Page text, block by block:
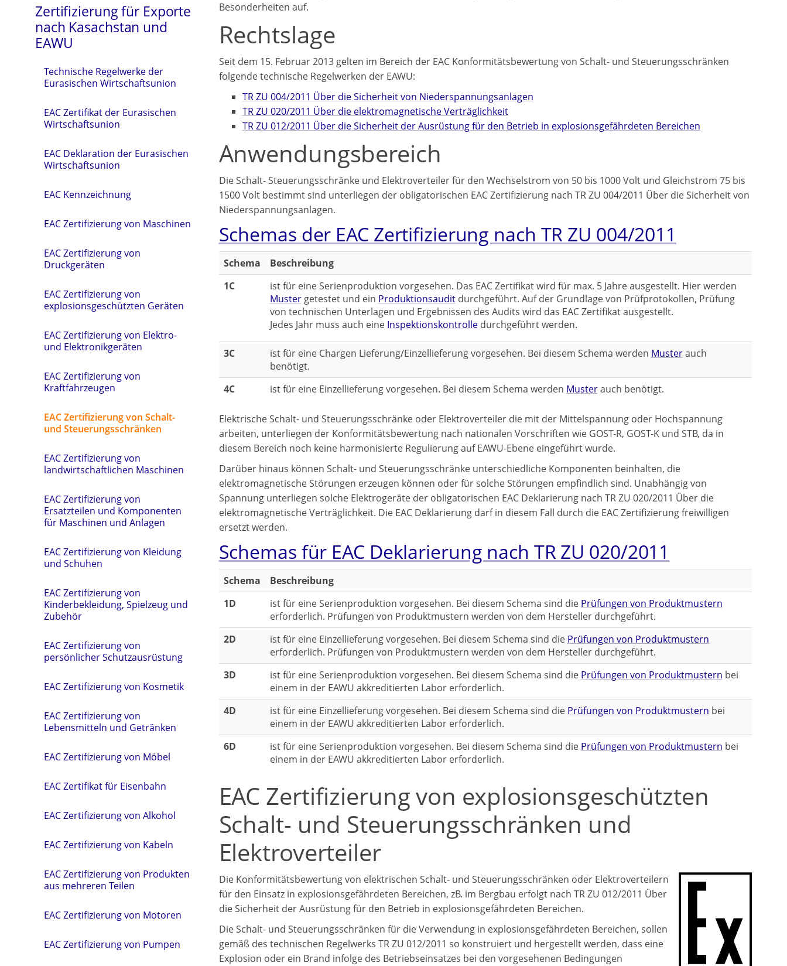
Zertifizierung für Exporte
nach Kasachstan und
EAWU
Technische Regelwerke der
Eurasischen Wirtschaftsunion
EAC Zertifikat der Eurasischen
Wirtschaftsunion
EAC Deklaration der Eurasischen
Wirtschaftsunion
EAC Kennzeichnung
EAC Zertifizierung von Maschinen
EAC Zertifizierung von
Druckgeräten
EAC Zertifizierung von
explosionsgeschützten Geräten
EAC Zertifizierung von Elektro-
und Elektronikgeräten
EAC Zertifizierung von
Kraftfahrzeugen
EAC Zertifizierung von Schalt-
und Steuerungsschränken
EAC Zertifizierung von
landwirtschaftlichen Maschinen
EAC Zertifizierung von
Ersatzteilen und Komponenten
für Maschinen und Anlagen
EAC Zertifizierung von Kleidung
und Schuhen
EAC Zertifizierung von
Kinderbekleidung, Spielzeug und
Zubehör
EAC Zertifizierung von
persönlicher Schutzausrüstung
EAC Zertifizierung von Kosmetik
EAC Zertifizierung von
Lebensmitteln und Getränken
EAC Zertifizierung von Möbel
EAC Zertifikat für Eisenbahn
EAC Zertifizierung von Alkohol
EAC Zertifizierung von Kabeln
EAC Zertifizierung von Produkten
aus mehreren Teilen
EAC Zertifizierung von Motoren
EAC Zertifizierung von Pumpen
Besonderheiten auf.
Rechtslage
Seit dem 15. Februar 2013 gelten im Bereich der EAC Konformitätsbewertung von Schalt- und Steuerungsschränken
folgende technische Regelwerken der EAWU:
TR ZU 004/2011 Über die Sicherheit von Niederspannungsanlagen
TR ZU 020/2011 Über die elektromagnetische Verträglichkeit
TR ZU 012/2011 Über die Sicherheit der Ausrüstung für den Betrieb in explosionsgefährdeten Bereichen
Anwendungsbereich
Die Schalt- Steuerungsschränke und Elektroverteiler für den Wechselstrom von 50 bis 1000 Volt und Gleichstrom 75 bis
1500 Volt bestimmt sind unterliegen der obligatorischen EAC Zertifizierung nach TR ZU 004/2011 Über die Sicherheit von
Niederspannungsanlagen.
Schemas der EAC Zertifizierung nach TR ZU 004/2011
Schema
Beschreibung
1C
ist für eine Serienproduktion vorgesehen. Das EAC Zertifikat wird für max. 5 Jahre ausgestellt. Hier werden
Mustergetestet und ein Produktionsauditdurchgeführt. Auf der Grundlage von Prüfprotokollen, Prüfung
von technischen Unterlagen und Ergebnissen des Audits wird das EAC Zertifikat ausgestellt.
Jedes Jahr muss auch eine Inspektionskontrolledurchgeführt werden.
3C ist für eine Chargen Lieferung/Einzellieferung vorgesehen. Bei diesem Schema werden Musterauch
benötigt.
4C
ist für eine Einzellieferung vorgesehen. Bei diesem Schema werden Musterauch benötigt.
Elektrische Schalt- und Steuerungsschränke oder Elektroverteiler die mit der Mittelspannung oder Hochspannung
arbeiten, unterliegen der Konformitätsbewertung nach nationalen Vorschriften wie GOST-R, GOST-K und STB, da in
diesem Bereich noch keine harmonisierte Regulierung auf EAWU-Ebene eingeführt wurde.
Darüber hinaus können Schalt- und Steuerungsschränke unterschiedliche Komponenten beinhalten, die
elektromagnetische Störungen erzeugen können oder für solche Störungen empfindlich sind. Unabhängig von
Spannung unterliegen solche Elektrogeräte der obligatorischen EAC Deklarierung nach TR ZU 020/2011 Über die
elektromagnetische Verträglichkeit. Die EAC Deklarierung darf in diesem Fall durch die EAC Zertifizierung freiwilligen
ersetzt werden.
Schemas für EAC Deklarierung nach TR ZU 020/2011
Schema
Beschreibung
1D
ist für eine Serienproduktion vorgesehen. Bei diesem Schema sind die Prüfungen von Produktmustern
erforderlich. Prüfungen von Produktmustern werden von dem Hersteller durchgeführt.
2D
ist für eine Einzellieferung vorgesehen. Bei diesem Schema sind die Prüfungen von Produktmustern
erforderlich. Prüfungen von Produktmustern werden von dem Hersteller durchgeführt.
3D
ist für eine Serienproduktion vorgesehen. Bei diesem Schema sind die Prüfungen von Produktmustern bei
einem in der EAWU akkreditierten Labor erforderlich.
4D
ist für eine Einzellieferung vorgesehen. Bei diesem Schema sind die Prüfungen von Produktmustern bei
einem in der EAWU akkreditierten Labor erforderlich.
6D
ist für eine Serienproduktion vorgesehen. Bei diesem Schema sind die Prüfungen von Produktmustern bei
einem in der EAWU akkreditierten Labor erforderlich.
EAC Zertifizierung von explosionsgeschützten
Schalt- und Steuerungsschränken und
Elektroverteiler
Die Konformitätsbewertung von elektrischen Schalt- und Steuerungsschränken oder Elektroverteilern
für den Einsatz in explosionsgefährdeten Bereichen, zB. im Bergbau erfolgt nach TR ZU 012/2011 Über
die Sicherheit der Ausrüstung für den Betrieb in explosionsgefährdeten Bereichen.
Die Schalt- und Steuerungsschränken für die Verwendung in explosionsgefährdeten Bereichen, sollen
gemäß des technischen Regelwerks TR ZU 012/2011 so konstruiert und hergestellt werden, dass eine
Explosion oder ein Brand infolge des Betriebseinsatzes bei den vorgesehenen Bedingungen